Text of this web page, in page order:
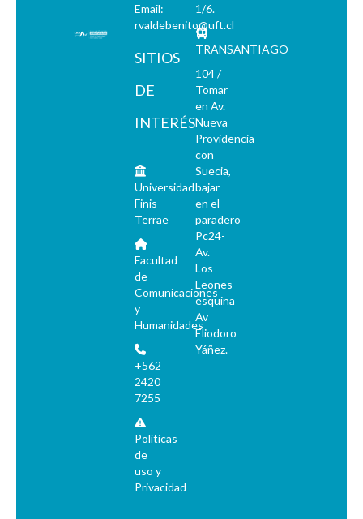
Email:
rvaldebenito@uft.cl
SITIOS
DE
INTERÉS
Universidad
Finis
Terrae
Facultad
de
Comunicaciones
y
Humanidades
+562
2420
7255
Políticas
de
uso y
Privacidad
1/6.
TRANSANTIAGO
104 /
Tomar
en Av.
Nueva
Providencia
con
Suecia,
bajar
en el
paradero
Pc24-
Av.
Los
Leones
esquina
Av
Eliodoro
Yáñez.